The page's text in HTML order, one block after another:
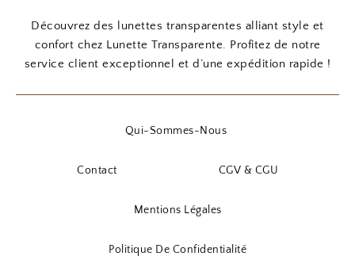
Découvrez des lunettes transparentes alliant style et
confort chez Lunette Transparente. Profitez de notre
service client exceptionnel et d’une expédition rapide !
Qui-Sommes-Nous
Contact CGV & CGU
Mentions Légales
Politique De Confidentialité